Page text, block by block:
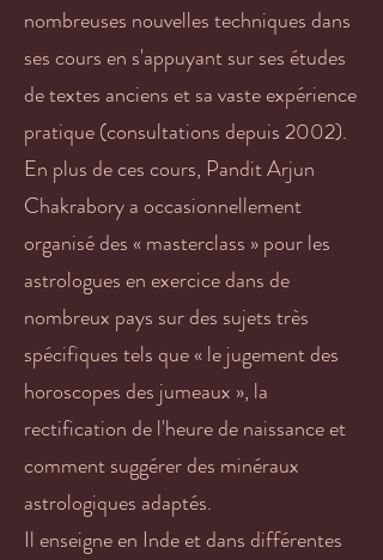
nombreuses nouvelles techniques dans
ses cours en s'appuyant sur ses études
de textes anciens et sa vaste expérience
pratique (consultations depuis 2002).
En plus de ces cours, Pandit Arjun
Chakrabory a occasionnellement
organisé des « masterclass » pour les
astrologues en exercice dans de
nombreux pays sur des sujets très
spécifiques tels que « le jugement des
horoscopes des jumeaux », la
rectification de l'heure de naissance et
comment suggérer des minéraux
astrologiques adaptés.
Il enseigne en Inde et dans différentes